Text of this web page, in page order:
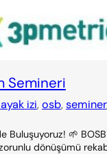
Semineri
izi, osb, seminer
Buluşuyoruz! 🌱
dönüşümü